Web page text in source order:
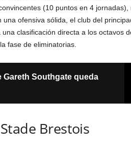
(10 puntos en 4 jornadas),
ofensiva sólida, el club del
clasificación directa a los octavos
fase de eliminatorias.
Gareth Southgate queda
Brestois